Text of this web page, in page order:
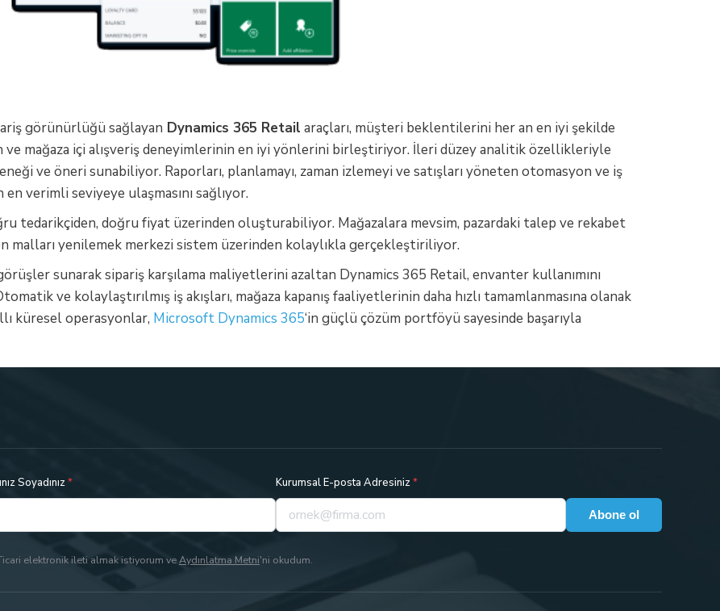
görünürlüğü sağlayan Dynamics 365 Retail araçları, müşteri beklentilerini her an en iyi şekilde
mağaza içi alışveriş deneyimlerinin en iyi yönlerini birleştiriyor. İleri düzey analitik özellikleriyle
ve öneri sunabiliyor. Raporları, planlamayı, zaman izlemeyi ve satışları yöneten otomasyon ve iş
en verimli seviyeye ulaşmasını sağlıyor.
tedarikçiden, doğru fiyat üzerinden oluşturabiliyor. Mağazalara mevsim, pazardaki talep ve rekabet
malları yenilemek merkezi sistem üzerinden kolaylıkla gerçekleştiriliyor.
sunarak sipariş karşılama maliyetlerini azaltan Dynamics 365 Retail, envanter kullanımını
ve kolaylaştırılmış iş akışları, mağaza kapanış faaliyetlerinin daha hızlı tamamlanmasına olanak
küresel operasyonlar, Microsoft Dynamics 365‘in güçlü çözüm portföyü sayesinde başarıyla
Soyadınız* Kurumsal E-posta Adresiniz*
Abone ol
elektronik ileti almak istiyorum veAydınlatma Metni'ni okudum.